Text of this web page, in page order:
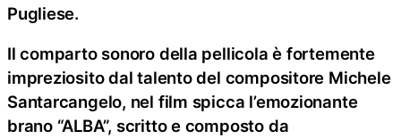
Pugliese.
Il comparto sonoro della pellicola è fortemente
impreziosito dal talento del compositore Michele
Santarcangelo, nel film spicca l’emozionante
brano “ALBA”, scritto e composto da